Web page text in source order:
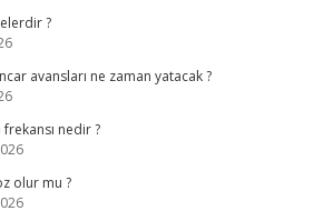
?
avansları ne zaman yatacak ?
nedir ?
olur mu ?